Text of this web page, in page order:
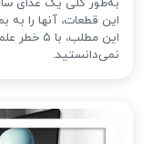
به‌طور کلی یک غذای
این قطعات، آنها را
این
نمی‌دانستید.